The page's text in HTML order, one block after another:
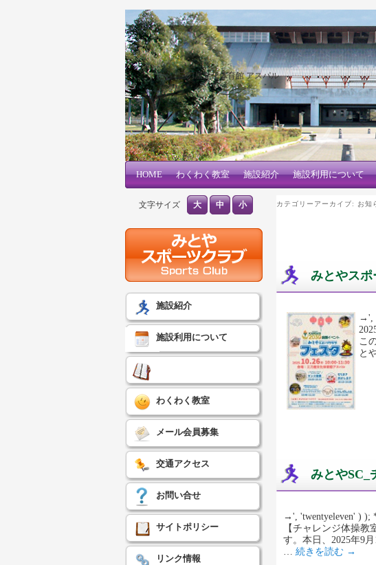
三刀屋文化体育館 アスパル
メインメニュー
メインコンテンツへ移動
サブコンテンツへ移動
HOME わくわく教室 施設紹介 施設利用について
カテゴリーアーカイブ: お知
みとやスポ
→',
こ
と
みとやSC_
→', 'twentyeleven' ) );
【チャレンジ体操
す。本日、2025年9
続きを読む →
文字サイズ 大 中 小
施設紹介
施設利用について
わくわく教室
メール会員募集
交通アクセス
お問い合せ
サイトポリシー
リンク情報